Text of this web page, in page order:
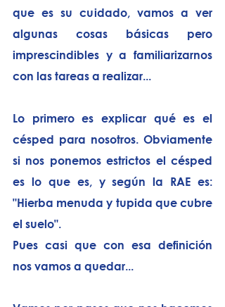
que es su cuidado, vamos a ver
algunas cosas básicas pero
imprescindibles y a familiarizarnos
con las tareas a realizar...
Lo primero es explicar qué es el
césped para nosotros. Obviamente
si nos ponemos estrictos el césped
es lo que es, y según la RAE es:
"Hierba menuda y tupida que cubre
el suelo".
Pues casi que con esa definición
nos vamos a quedar...